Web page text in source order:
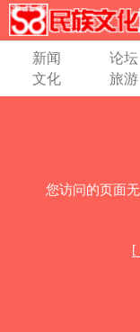
新闻 论坛
文化
旅游
您访问的页面
[